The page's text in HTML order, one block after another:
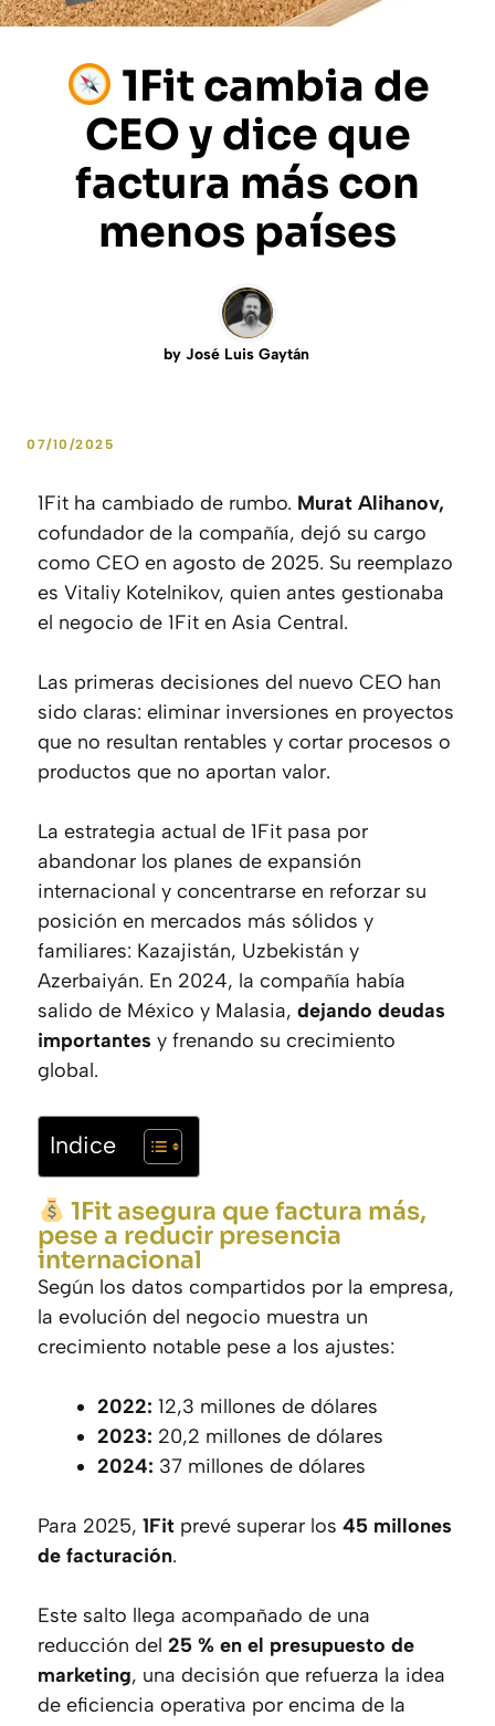
1Fit cambia de
CEO y dice que
factura más con
menos países
by José Luis Gaytán
07/10/2025
1Fit ha cambiado de rumbo. Murat Alihanov,
cofundador de la compañía, dejó su cargo
como CEO en agosto de 2025. Su reemplazo
es Vitaliy Kotelnikov, quien antes gestionaba
el negocio de 1Fit en Asia Central.
Las primeras decisiones del nuevo CEO han
sido claras: eliminar inversiones en proyectos
que no resultan rentables y cortar procesos o
productos que no aportan valor.
La estrategia actual de 1Fit pasa por
abandonar los planes de expansión
internacional y concentrarse en reforzar su
posición en mercados más sólidos y
familiares: Kazajistán, Uzbekistán y
Azerbaiyán. En 2024, la compañía había
salido de México y Malasia, dejando deudas
importantes y frenando su crecimiento
global.
Indice
1Fit asegura que factura más,
pese a reducir presencia
internacional
Según los datos compartidos por la empresa,
la evolución del negocio muestra un
crecimiento notable pese a los ajustes:
2022: 12,3 millones de dólares
2023: 20,2 millones de dólares
2024: 37 millones de dólares
Para 2025, 1Fit prevé superar los 45 millones
de facturación.
Este salto llega acompañado de una
reducción del 25 % en el presupuesto de
marketing, una decisión que refuerza la idea
de eficiencia operativa por encima de la